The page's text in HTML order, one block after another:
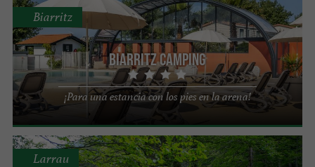
Biarritz Camping
¡Para una estancia con los pies en la arena!
Biarritz
Larrau